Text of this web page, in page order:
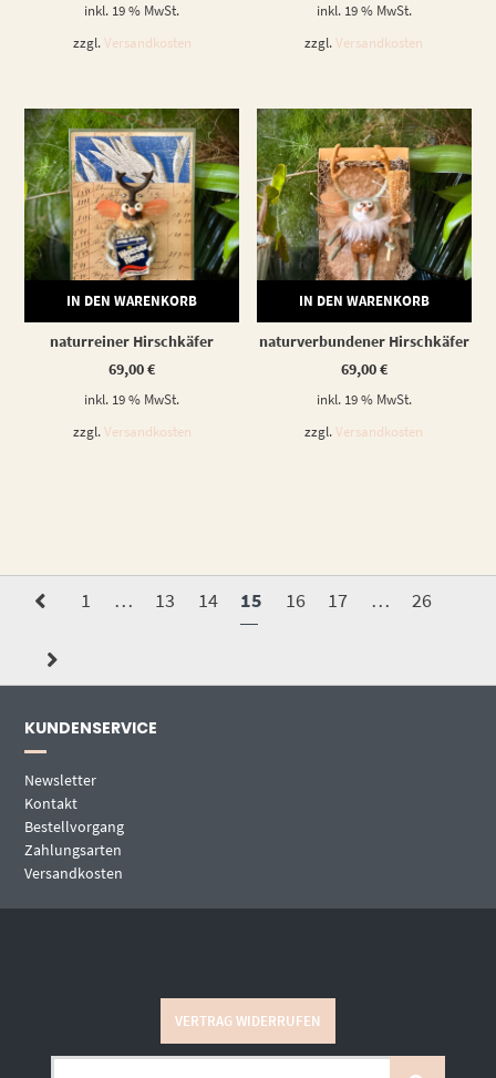
inkl. 19 % MwSt.
zzgl. Versandkosten
inkl. 19 % MwSt.
zzgl.Versandkosten
IN DEN WARENKORB
naturreiner Hirschkäfer
69,00€
inkl. 19 % MwSt.
zzgl. Versandkosten
IN DEN WARENKORB
naturverbundener Hirschkäfer
69,00€
inkl. 19 % MwSt.
zzgl.Versandkosten
1 … 13 14 15 16 17 … 26
KUNDENSERVICE
Newsletter
Kontakt
Bestellvorgang
Zahlungsarten
Versandkosten
VERTRAG WIDERRUFEN